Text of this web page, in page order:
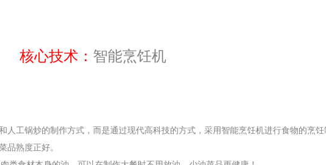
核心技术： 智能烹饪机
工锅炒的制作方式，而是通过现代高科技的方式，采用智能烹饪机进行食物的烹饪
品熟度正好。